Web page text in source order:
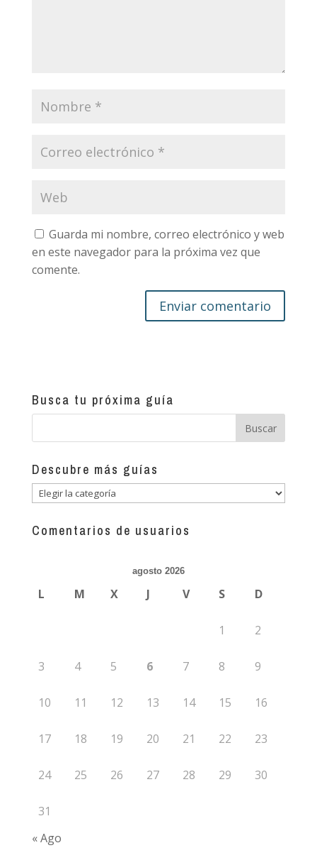
Guarda mi nombre, correo electrónico y web
en este navegador para la próxima vez que
comente.
Busca tu próxima guía
Descubre más guías
Descubre
guías
Comentarios de usuarios
agosto 2026
L M X J V S D
1 2
3 4 5 6 7 8 9
10 11 12 13 14 15 16
17 18 19 20 21 22 23
24 25 26 27 28 29 30
31
« Ago